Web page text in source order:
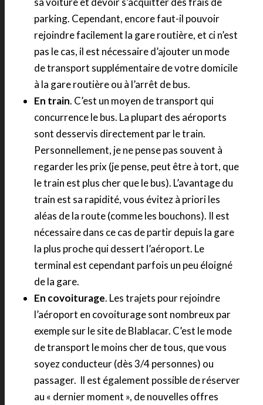
parking. Cependant, encore faut-il pouvoir
rejoindre facilement la gare routière, et ci n’est
pas le cas, il est nécessaire d’ajouter un mode
de transport supplémentaire de votre domicile
à la gare routière ou à l’arrêt de bus.
En train. C’est un moyen de transport qui
concurrence le bus. La plupart des aéroports
sont desservis directement par le train.
Personnellement, je ne pense pas souvent à
regarder les prix (je pense, peut être à tort, que
le train est plus cher que le bus). L’avantage du
train est sa rapidité, vous évitez à priori les
aléas de la route (comme les bouchons). Il est
nécessaire dans ce cas de partir depuis la gare
la plus proche qui dessert l’aéroport. Le
terminal est cependant parfois un peu éloigné
de la gare.
En covoiturage. Les trajets pour rejoindre
l’aéroport en covoiturage sont nombreux par
exemple sur le site de Blablacar. C’est le mode
de transport le moins cher de tous, que vous
soyez conducteur (dès 3/4 personnes) ou
passager. Il est également possible de réserver
au « dernier moment », de nouvelles offres